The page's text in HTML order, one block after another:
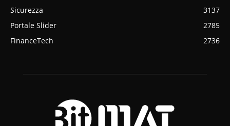
Sicurezza
3137
Portale Slider
2785
FinanceTech
2736